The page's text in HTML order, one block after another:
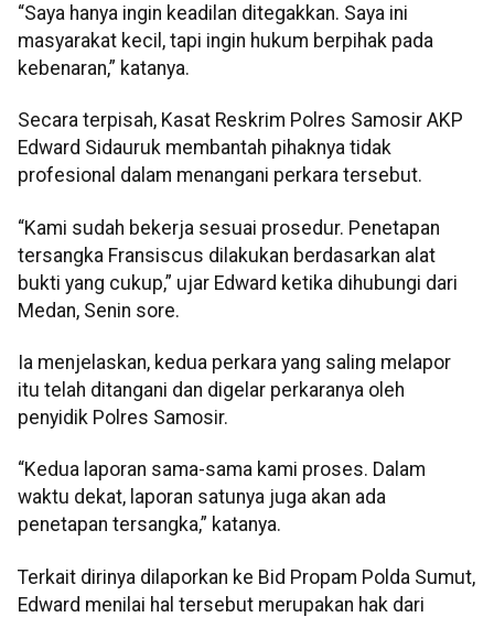
“Saya hanya ingin keadilan ditegakkan. Saya ini
masyarakat kecil, tapi ingin hukum berpihak pada
kebenaran,” katanya.
Secara terpisah, Kasat Reskrim Polres Samosir AKP
Edward Sidauruk membantah pihaknya tidak
profesional dalam menangani perkara tersebut.
“Kami sudah bekerja sesuai prosedur. Penetapan
tersangka Fransiscus dilakukan berdasarkan alat
bukti yang cukup,” ujar Edward ketika dihubungi dari
Medan, Senin sore.
Ia menjelaskan, kedua perkara yang saling melapor
itu telah ditangani dan digelar perkaranya oleh
penyidik Polres Samosir.
“Kedua laporan sama-sama kami proses. Dalam
waktu dekat, laporan satunya juga akan ada
penetapan tersangka,” katanya.
Terkait dirinya dilaporkan ke Bid Propam Polda Sumut,
Edward menilai hal tersebut merupakan hak dari